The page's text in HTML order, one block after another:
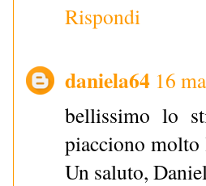
Rispondi
daniela64 16
bellissimo lo
piacciono molto
Un saluto,